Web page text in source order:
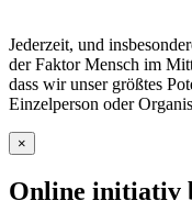
Jederzeit, und
der Faktor Mensch im
dass wir unser größtes
Einzelperson oder
×
Online initiativ